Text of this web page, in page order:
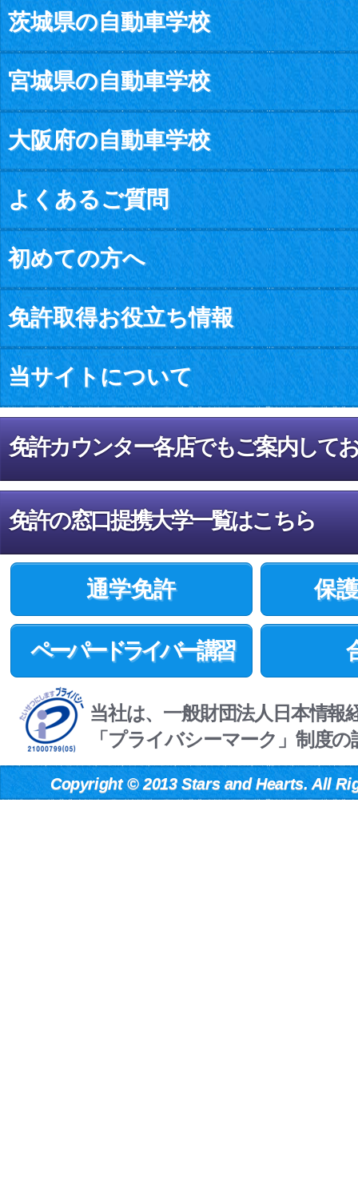
茨城県の自動車学校
宮城県の自動車学校
大阪府の自動車学校
よくあるご質問
初めての方へ
免許取得お役立ち情報
当サイトについて
免許カウンター各店でもご案内して
免許の窓口提携大学一覧はこちら
通学免許
ペーパードライバー講習
保
当社は、一般財団法人日本情報
「プライバシーマーク」制度
Copyright©2013 Stars and Hearts. All